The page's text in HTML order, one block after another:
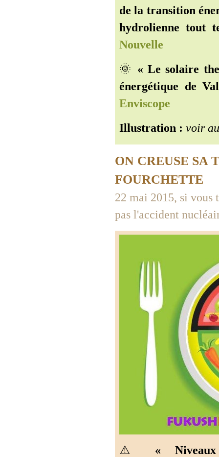
de la transition
hydrolienne tout
Nouvelle
🌞 « Le solaire
énergétique de
Enviscope
Illustration : voir
ON CREUSE SA
FOURCHETTE
22 mai 2015, si vous
pas l'accident
⚠️ «